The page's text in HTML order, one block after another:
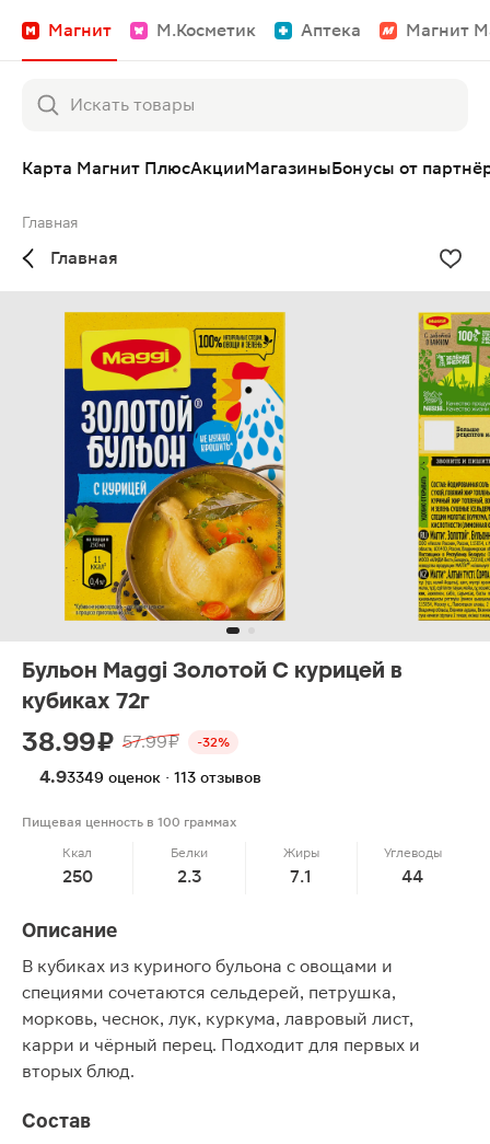
Магнит М.Косметик Аптека Магнит
Карта Магнит ПлюсАкцииМагазиныБонусы от
Главная
Главная
Бульон Maggi Золотой С курицей в
кубиках 72г
38.99 ₽ 57.99 ₽ -32%
4.93349 оценок · 113 отзывов
Пищевая ценность в 100 граммах
Ккал
250
Белки
2.3
Жиры
7.1
Углеводы
44
Описание
В кубиках из куриного бульона с овощами и
специями сочетаются сельдерей, петрушка,
морковь, чеснок, лук, куркума, лавровый лист,
карри и чёрный перец. Подходит для первых и
вторых блюд.
Состав